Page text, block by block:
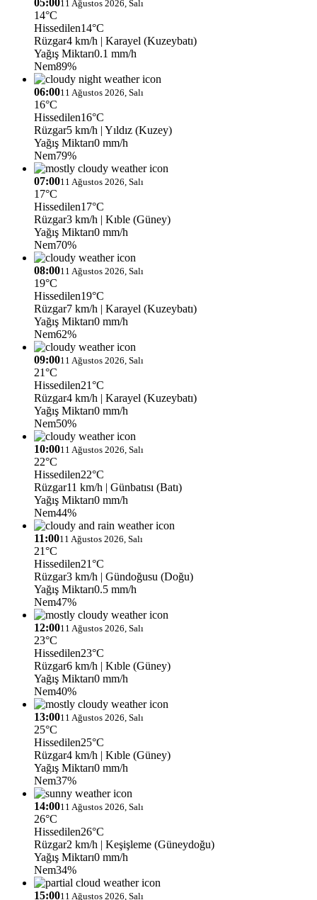
11 Ağustos 2026, Salı
14°C
Hissedilen14°C
Rüzgar4 km/h | Karayel (Kuzeybatı)
Yağış Miktarı0.1 mm/h
Nem89%
06:0011 Ağustos 2026, Salı
16°C
Hissedilen16°C
Rüzgar5 km/h | Yıldız (Kuzey)
Yağış Miktarı0 mm/h
Nem79%
07:0011 Ağustos 2026, Salı
17°C
Hissedilen17°C
Rüzgar3 km/h | Kıble (Güney)
Yağış Miktarı0 mm/h
Nem70%
08:0011 Ağustos 2026, Salı
19°C
Hissedilen19°C
Rüzgar7 km/h | Karayel (Kuzeybatı)
Yağış Miktarı0 mm/h
Nem62%
09:0011 Ağustos 2026, Salı
21°C
Hissedilen21°C
Rüzgar4 km/h | Karayel (Kuzeybatı)
Yağış Miktarı0 mm/h
Nem50%
10:0011 Ağustos 2026, Salı
22°C
Hissedilen22°C
Rüzgar11 km/h | Günbatısı (Batı)
Yağış Miktarı0 mm/h
Nem44%
11:0011 Ağustos 2026, Salı
21°C
Hissedilen21°C
Rüzgar3 km/h | Gündoğusu (Doğu)
Yağış Miktarı0.5 mm/h
Nem47%
12:0011 Ağustos 2026, Salı
23°C
Hissedilen23°C
Rüzgar6 km/h | Kıble (Güney)
Yağış Miktarı0 mm/h
Nem40%
13:0011 Ağustos 2026, Salı
25°C
Hissedilen25°C
Rüzgar4 km/h | Kıble (Güney)
Yağış Miktarı0 mm/h
Nem37%
14:0011 Ağustos 2026, Salı
26°C
Hissedilen26°C
Rüzgar2 km/h | Keşişleme (Güneydoğu)
Yağış Miktarı0 mm/h
Nem34%
15:0011 Ağustos 2026, Salı